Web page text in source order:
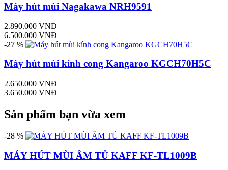
Máy hút mùi Nagakawa NRH9591
2.890.000 VNĐ
6.500.000 VNĐ
-27 %
Máy hút mùi kính cong Kangaroo KGCH70H5C
2.650.000 VNĐ
3.650.000 VNĐ
Sản phẩm bạn vừa xem
-28 %
MÁY HÚT MÙI ÂM TỦ KAFF KF-TL1009B